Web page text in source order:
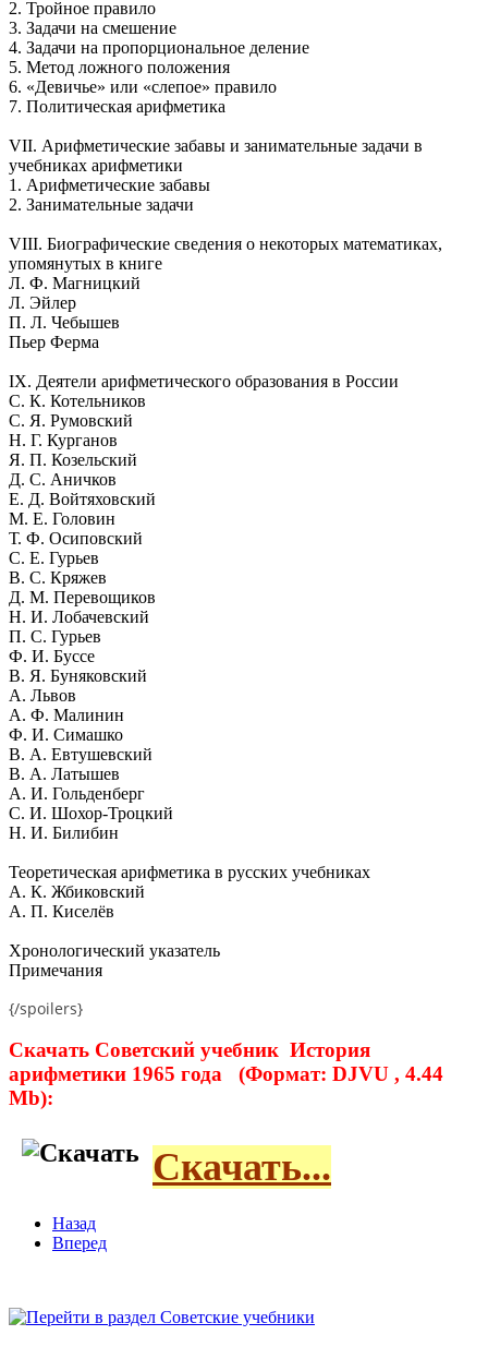
2. Тройное правило
3. Задачи на смешение
4. Задачи на пропорциональное деление
5. Метод ложного положения
6. «Девичье» или «слепое» правило
7. Политическая арифметика
VII. Арифметические забавы и занимательные задачи в
учебниках арифметики
1. Арифметические забавы
2. Занимательные задачи
VIII. Биографические сведения о некоторых математиках,
упомянутых в книге
Л. Ф. Магницкий
Л. Эйлер
П. Л. Чебышев
Пьер Ферма
IX. Деятели арифметического образования в России
С. К. Котельников
С. Я. Румовский
Н. Г. Курганов
Я. П. Козельский
Д. С. Аничков
Е. Д. Войтяховский
М. Е. Головин
Т. Ф. Осиповский
С. Е. Гурьев
В. С. Кряжев
Д. М. Перевощиков
Н. И. Лобачевский
П. С. Гурьев
Ф. И. Буссе
В. Я. Буняковский
А. Львов
А. Ф. Малинин
Ф. И. Симашко
В. А. Евтушевский
B. А. Латышев
А. И. Гольденберг
C. И. Шохор-Троцкий
Н. И. Билибин
Теоретическая арифметика в русских учебниках
А. К. Жбиковский
А. П. Киселёв
Хронологический указатель
Примечания
{/spoilers}
Скачать Советский учебник История
арифметики 1965 года (Формат: DJVU , 4.44
Mb):
Скачать...
Назад
Вперед